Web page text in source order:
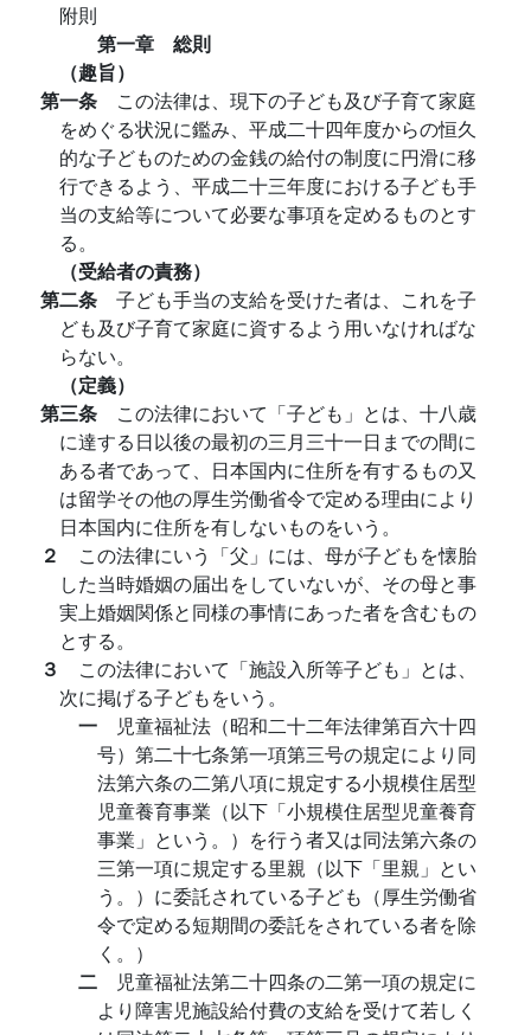
附則
第一章 総則
（趣旨）
第一条 この法律は、現下の子ども及び子育て家庭
をめぐる状況に鑑み、平成二十四年度からの恒久
的な子どものための金銭の給付の制度に円滑に移
行できるよう、平成二十三年度における子ども手
当の支給等について必要な事項を定めるものとす
る。
（受給者の責務）
第二条 子ども手当の支給を受けた者は、これを子
ども及び子育て家庭に資するよう用いなければな
らない。
（定義）
第三条 この法律において「子ども」とは、十八歳
に達する日以後の最初の三月三十一日までの間に
ある者であって、日本国内に住所を有するもの又
は留学その他の厚生労働省令で定める理由により
日本国内に住所を有しないものをいう。
２ この法律にいう「父」には、母が子どもを懐胎
した当時婚姻の届出をしていないが、その母と事
実上婚姻関係と同様の事情にあった者を含むもの
とする。
３ この法律において「施設入所等子ども」とは、
次に掲げる子どもをいう。
一
児童福祉法（昭和二十二年法律第百六十四
号）第二十七条第一項第三号の規定により同
法第六条の二第八項に規定する小規模住居型
児童養育事業（以下「小規模住居型児童養育
事業」という。）を行う者又は同法第六条の
三第一項に規定する里親（以下「里親」とい
う。）に委託されている子ども（厚生労働省
令で定める短期間の委託をされている者を除
く。）
二
児童福祉法第二十四条の二第一項の規定に
より障害児施設給付費の支給を受けて若しく